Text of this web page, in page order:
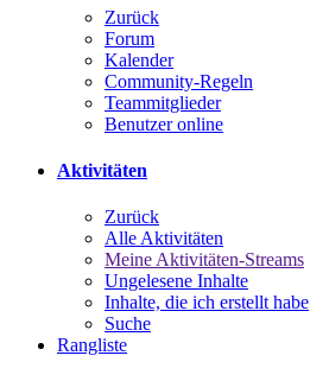
Zurück
Forum
Kalender
Community-Regeln
Teammitglieder
Benutzer online
Aktivitäten
Zurück
Alle Aktivitäten
Meine Aktivitäten-Streams
Ungelesene Inhalte
Inhalte, die ich erstellt habe
Suche
Rangliste